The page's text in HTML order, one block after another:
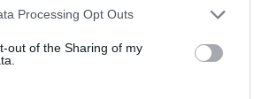
this website/app uses one or more Google
visit or usage behaviour. You may click to
to Google and its third-party tags to
below specified purposes in below Google
Processing Opt Outs
out of the Sharing of my
μια